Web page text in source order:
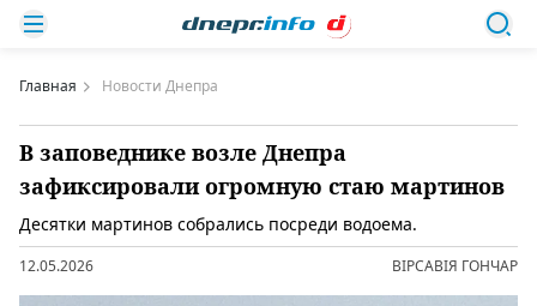
Главная Новости Днепра
В заповеднике возле Днепра
зафиксировали огромную стаю мартинов
Десятки мартинов собрались посреди водоема.
12.05.2026 ВІРСАВІЯ ГОНЧАР